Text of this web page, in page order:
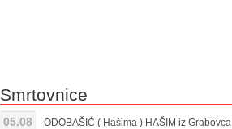
Smrtovnice
05.08 ODOBAŠIĆ ( Hašima ) HAŠIM iz Grabovca